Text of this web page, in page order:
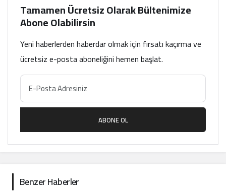
Tamamen Ücretsiz Olarak Bültenimize
Abone Olabilirsin
Yeni haberlerden haberdar olmak için fırsatı kaçırma ve
ücretsiz e-posta aboneliğini hemen başlat.
ABONE OL
Benzer Haberler